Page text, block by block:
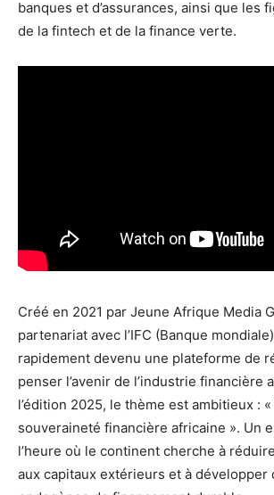
banques et d’assurances, ainsi que les
de la fintech et de la finance verte.
Créé en 2021 par Jeune Afrique Media
partenariat avec l’IFC (Banque
rapidement devenu une plateforme de
penser l’avenir de l’industrie financière
l’édition 2025, le thème est ambitieux :
souveraineté financière africaine ». Un
l’heure où le continent cherche à
aux capitaux extérieurs et à développer